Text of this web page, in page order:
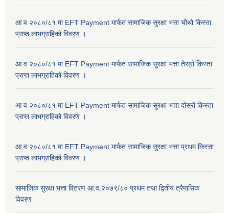
आ व २०८०/८१ मा EFT Payment मार्फत सामाजिक सुरक्षा भत्ता चौथो किस्ता
प्राप्त लाभग्राहिकाे विवरण ।
आ व २०८०/८१ मा EFT Payment मार्फत सामाजिक सुरक्षा भत्ता तेस्रो किस्ता
प्राप्त लाभग्राहिकाे विवरण ।
आ व २०८०/८१ मा EFT Payment मार्फत सामाजिक सुरक्षा भत्ता दोस्रो किस्ता
प्राप्त लाभग्राहिकाे विवरण ।
आ व २०८०/८१ मा EFT Payment मार्फत सामाजिक सुरक्षा भत्ता प्रथम किस्ता
प्राप्त लाभग्राहिकाे विवरण ।
सामाजिक सुरक्षा भत्ता वितरण आ.व.२०७९/८० प्रथम तथा द्वितीय त्रैमासिक
विवरण